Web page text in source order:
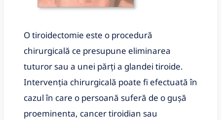
O tiroidectomie este o procedură
chirurgicală ce presupune eliminarea
tuturor sau a unei părți a glandei tiroide.
Intervenția chirurgicală poate fi efectuată în
cazul în care o persoană suferă de o guşă
proeminenta, cancer tiroidian sau